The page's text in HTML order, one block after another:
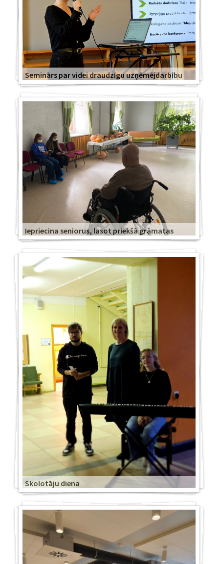
Seminārs par videi draudzīgu uzņēmējdarbību
Iepriecina seniorus, lasot priekšā grāmatas
Skolotāju diena